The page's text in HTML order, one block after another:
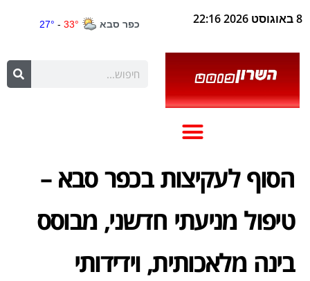
8 באוגוסט 2026 22:16
הסוף לעקיצות בכפר סבא –
טיפול מניעתי חדשני, מבוסס
בינה מלאכותית, וידידותי